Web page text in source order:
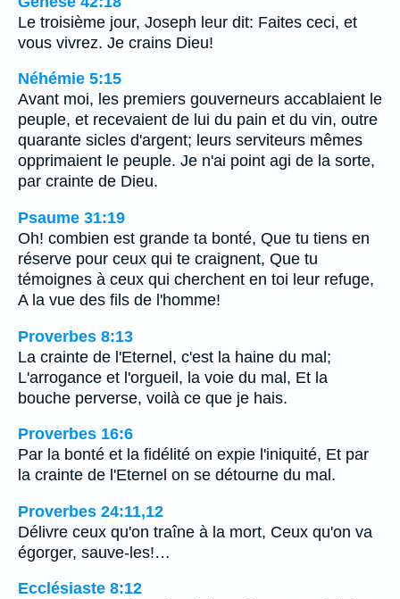
Le troisième jour, Joseph leur dit: Faites ceci, et
vous vivrez. Je crains Dieu!
Néhémie 5:15
Avant moi, les premiers gouverneurs accablaient le
peuple, et recevaient de lui du pain et du vin, outre
quarante sicles d'argent; leurs serviteurs mêmes
opprimaient le peuple. Je n'ai point agi de la sorte,
par crainte de Dieu.
Psaume 31:19
Oh! combien est grande ta bonté, Que tu tiens en
réserve pour ceux qui te craignent, Que tu
témoignes à ceux qui cherchent en toi leur refuge,
A la vue des fils de l'homme!
Proverbes 8:13
La crainte de l'Eternel, c'est la haine du mal;
L'arrogance et l'orgueil, la voie du mal, Et la
bouche perverse, voilà ce que je hais.
Proverbes 16:6
Par la bonté et la fidélité on expie l'iniquité, Et par
la crainte de l'Eternel on se détourne du mal.
Proverbes 24:11,12
Délivre ceux qu'on traîne à la mort, Ceux qu'on va
égorger, sauve-les!…
Ecclésiaste 8:12